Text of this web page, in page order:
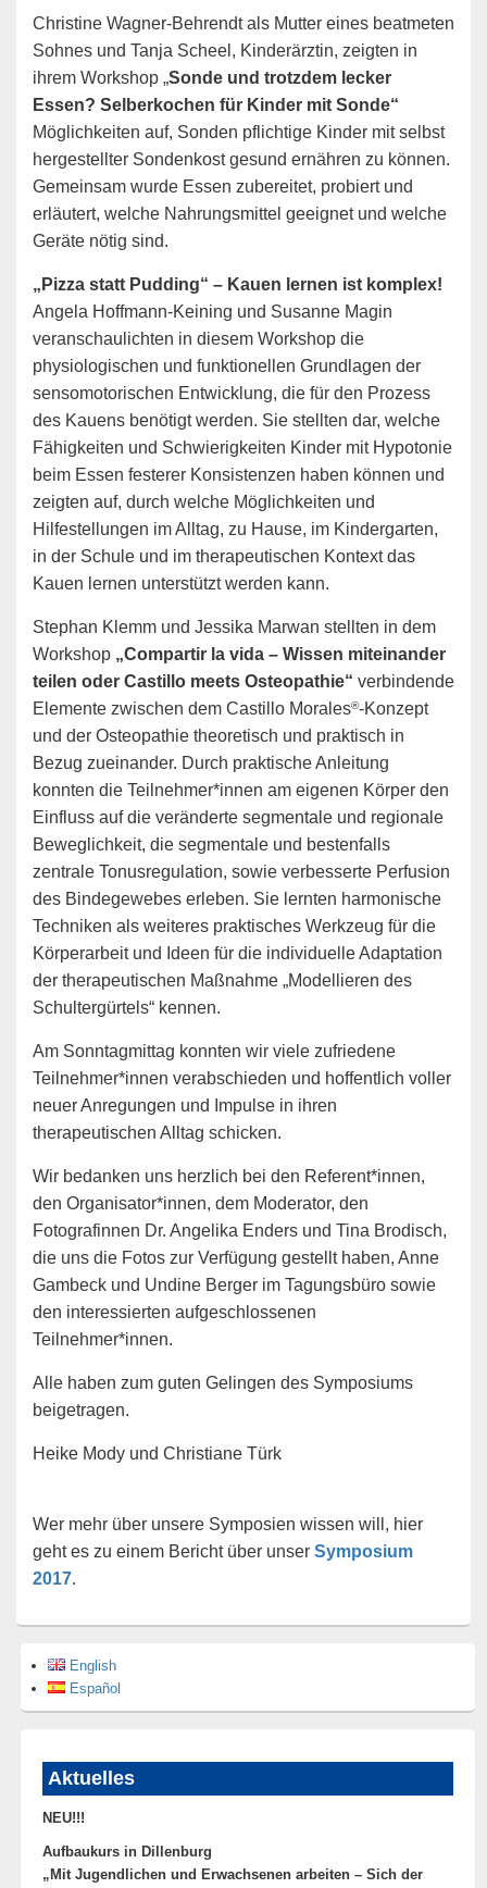
Christine Wagner-Behrendt als Mutter eines beatmeten
Sohnes und Tanja Scheel, Kinderärztin, zeigten in
ihrem Workshop „Sonde und trotzdem lecker
Essen? Selberkochen für Kinder mit Sonde“
Möglichkeiten auf, Sonden pflichtige Kinder mit selbst
hergestellter Sondenkost gesund ernähren zu können.
Gemeinsam wurde Essen zubereitet, probiert und
erläutert, welche Nahrungsmittel geeignet und welche
Geräte nötig sind.
„Pizza statt Pudding“ – Kauen lernen ist komplex!
Angela Hoffmann-Keining und Susanne Magin
veranschaulichten in diesem Workshop die
physiologischen und funktionellen Grundlagen der
sensomotorischen Entwicklung, die für den Prozess
des Kauens benötigt werden. Sie stellten dar, welche
Fähigkeiten und Schwierigkeiten Kinder mit Hypotonie
beim Essen festerer Konsistenzen haben können und
zeigten auf, durch welche Möglichkeiten und
Hilfestellungen im Alltag, zu Hause, im Kindergarten,
in der Schule und im therapeutischen Kontext das
Kauen lernen unterstützt werden kann.
Stephan Klemm und Jessika Marwan stellten in dem
Workshop „Compartir la vida – Wissen miteinander
teilen oder Castillo meets Osteopathie“ verbindende
Elemente zwischen dem Castillo Morales®-Konzept
und der Osteopathie theoretisch und praktisch in
Bezug zueinander. Durch praktische Anleitung
konnten die Teilnehmer*innen am eigenen Körper den
Einfluss auf die veränderte segmentale und regionale
Beweglichkeit, die segmentale und bestenfalls
zentrale Tonusregulation, sowie verbesserte Perfusion
des Bindegewebes erleben. Sie lernten harmonische
Techniken als weiteres praktisches Werkzeug für die
Körperarbeit und Ideen für die individuelle Adaptation
der therapeutischen Maßnahme „Modellieren des
Schultergürtels“ kennen.
Am Sonntagmittag konnten wir viele zufriedene
Teilnehmer*innen verabschieden und hoffentlich voller
neuer Anregungen und Impulse in ihren
therapeutischen Alltag schicken.
Wir bedanken uns herzlich bei den Referent*innen,
den Organisator*innen, dem Moderator, den
Fotografinnen Dr. Angelika Enders und Tina Brodisch,
die uns die Fotos zur Verfügung gestellt haben, Anne
Gambeck und Undine Berger im Tagungsbüro sowie
den interessierten aufgeschlossenen
Teilnehmer*innen.
Alle haben zum guten Gelingen des Symposiums
beigetragen.
Heike Mody und Christiane Türk
Wer mehr über unsere Symposien wissen will, hier
geht es zu einem Bericht über unser Symposium
2017.
English
Español
Aktuelles
NEU!!!
Aufbaukurs in Dillenburg
„Mit Jugendlichen und Erwachsenen arbeiten – Sich der